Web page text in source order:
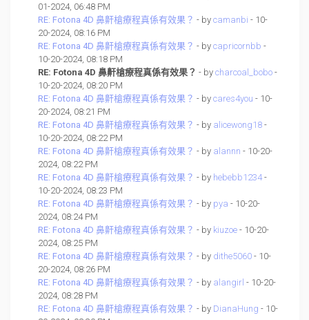
01-2024, 06:48 PM
RE: Fotona 4D 鼻鼾槍療程真係有效果？ - bycamanbi - 10-
20-2024, 08:16 PM
RE: Fotona 4D 鼻鼾槍療程真係有效果？ - bycapricornbb -
10-20-2024, 08:18 PM
RE: Fotona 4D 鼻鼾槍療程真係有效果？ - bycharcoal_bobo -
10-20-2024, 08:20 PM
RE: Fotona 4D 鼻鼾槍療程真係有效果？ - bycares4you - 10-
20-2024, 08:21 PM
RE: Fotona 4D 鼻鼾槍療程真係有效果？ - by alicewong18 -
10-20-2024, 08:22 PM
RE: Fotona 4D 鼻鼾槍療程真係有效果？ - by alannn - 10-20-
2024, 08:22 PM
RE: Fotona 4D 鼻鼾槍療程真係有效果？ - by hebebb1234-
10-20-2024, 08:23 PM
RE: Fotona 4D 鼻鼾槍療程真係有效果？ - by pya - 10-20-
2024, 08:24 PM
RE: Fotona 4D 鼻鼾槍療程真係有效果？ - by kiuzoe - 10-20-
2024, 08:25 PM
RE: Fotona 4D 鼻鼾槍療程真係有效果？ - by dithe5060 - 10-
20-2024, 08:26 PM
RE: Fotona 4D 鼻鼾槍療程真係有效果？ - by alangirl - 10-20-
2024, 08:28 PM
RE: Fotona 4D 鼻鼾槍療程真係有效果？ - by DianaHung - 10-